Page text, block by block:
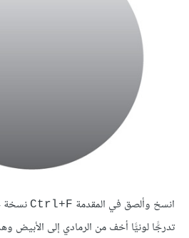
انسخ وألصق في المقدمة Ctrl+F نسخة
تدرجًّا لونيًّا أخف من الرمادي إلى الأبيض